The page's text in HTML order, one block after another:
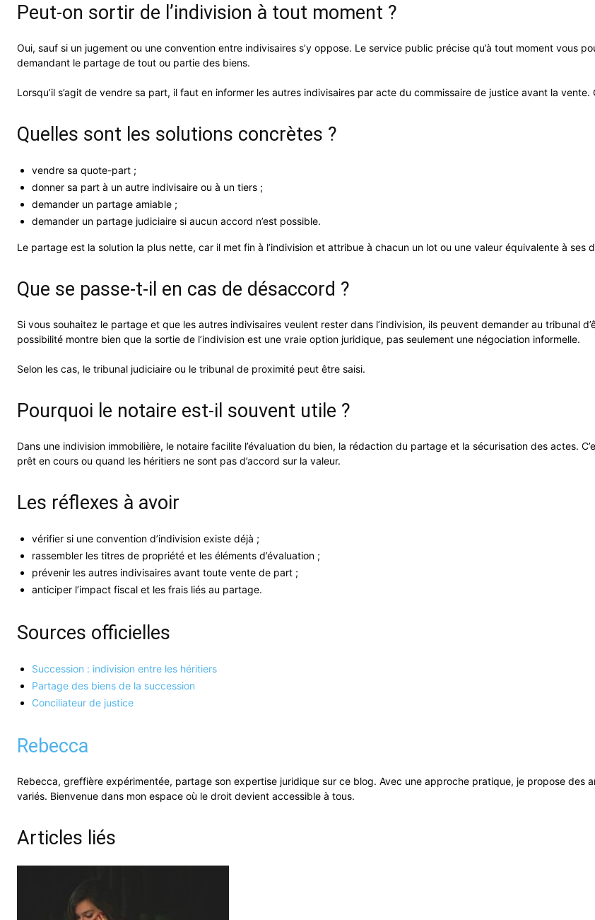
Peut-on sortir de l’indivision à tout moment ?
Oui, sauf si un jugement ou une convention entre indivisaires s’y oppose. Le service public précise qu’à tout moment vous
demandant le partage de tout ou partie des biens.
Lorsqu’il s’agit de vendre sa part, il faut en informer les autres indivisaires par acte du commissaire de justice avant la
Quelles sont les solutions concrètes ?
vendre sa quote-part ;
donner sa part à un autre indivisaire ou à un tiers ;
demander un partage amiable ;
demander un partage judiciaire si aucun accord n’est possible.
Le partage est la solution la plus nette, car il met fin à l’indivision et attribue à chacun un lot ou une valeur équivalente à ses
Que se passe-t-il en cas de désaccord ?
Si vous souhaitez le partage et que les autres indivisaires veulent rester dans l’indivision, ils peuvent demander au tribunal
possibilité montre bien que la sortie de l’indivision est une vraie option juridique, pas seulement une négociation informelle.
Selon les cas, le tribunal judiciaire ou le tribunal de proximité peut être saisi.
Pourquoi le notaire est-il souvent utile ?
Dans une indivision immobilière, le notaire facilite l’évaluation du bien, la rédaction du partage et la sécurisation des actes.
prêt en cours ou quand les héritiers ne sont pas d’accord sur la valeur.
Les réflexes à avoir
vérifier si une convention d’indivision existe déjà ;
rassembler les titres de propriété et les éléments d’évaluation ;
prévenir les autres indivisaires avant toute vente de part ;
anticiper l’impact fiscal et les frais liés au partage.
Sources officielles
Succession : indivision entre les héritiers
Partage des biens de la succession
Conciliateur de justice
Rebecca
Rebecca, greffière expérimentée, partage son expertise juridique sur ce blog. Avec une approche pratique, je propose des
variés. Bienvenue dans mon espace où le droit devient accessible à tous.
Articles liés